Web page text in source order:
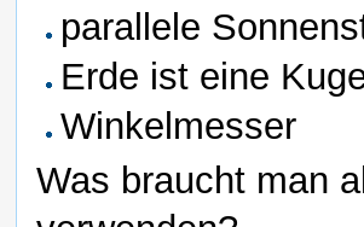
parallele
Erde ist eine
Winkelmesser
Was braucht man